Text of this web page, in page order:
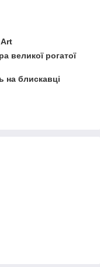
великої рогатої
на блискавці